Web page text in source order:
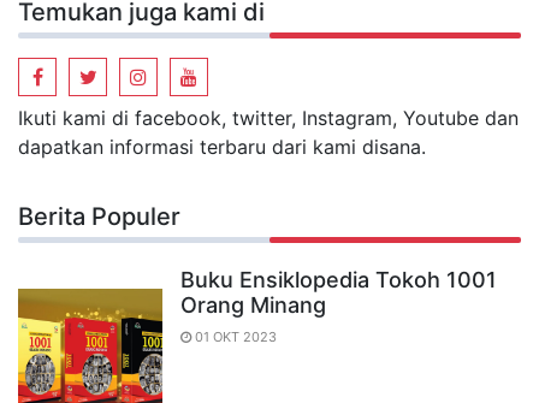
Temukan juga kami di
Ikuti kami di facebook, twitter, Instagram, Youtube dan
dapatkan informasi terbaru dari kami disana.
Berita Populer
Buku Ensiklopedia Tokoh 1001
Orang Minang
01 OKT 2023